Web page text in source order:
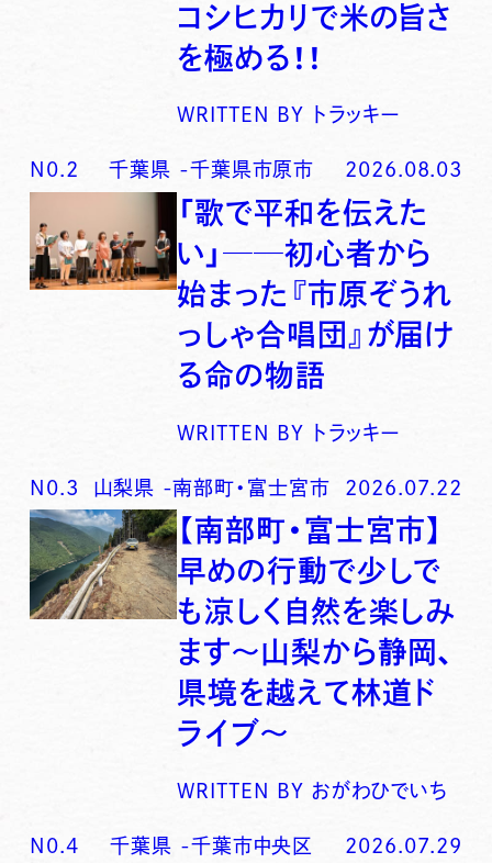
コシヒカリで米の旨さ
を極める！！
WRITTEN BY トラッキー
N0. 2 千葉県 -千葉県市原市 2026.08.03
「歌で平和を伝えた
い」──初心者から
始まった『市原ぞうれ
っしゃ合唱団』が届け
る命の物語
WRITTEN BY トラッキー
N0. 3 山梨県 -南部町・富士宮市 2026.07.22
【南部町・富士宮市】
早めの行動で少しで
も涼しく自然を楽しみ
ます〜山梨から静岡、
県境を越えて林道ド
ライブ〜
WRITTEN BY おがわひでいち
N0.4 千葉県 -千葉市中央区 2026.07.29